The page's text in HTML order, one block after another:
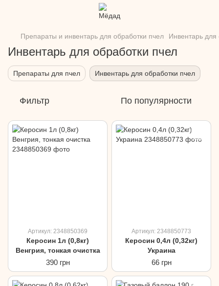
Препараты и инвентарь для обработки пчел Инвентарь для
Инвентарь для обработки пчел
Препараты для пчел Инвентарь для обработки пчел
Фильтр По популярности
Артикул: 2348850369
Керосин 1л (0,8кг)
Венгрия, тонкая очистка
390 грн
Артикул: 2348850773
Керосин 0,4л (0,32кг)
Украина
66 грн